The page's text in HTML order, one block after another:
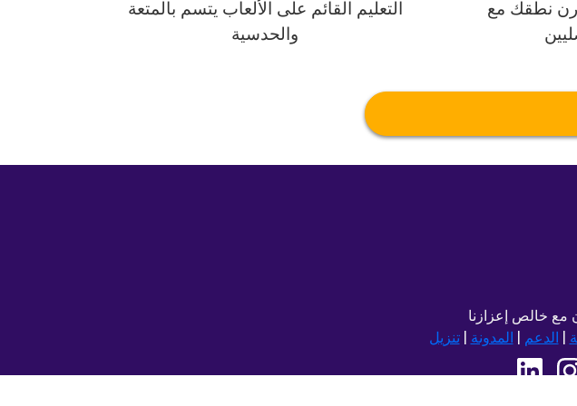
نطقك مع
التعليم القائم على الألعاب يتسم بالمتعة
والحدسية
الدعم المدونة |تنزيل